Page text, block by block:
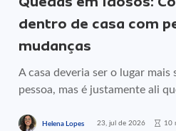
dentro de casa com
mudanças
A casa deveria ser o lugar mais
pessoa, mas é justamente ali
Helena Lopes 23, jul de 2026 10